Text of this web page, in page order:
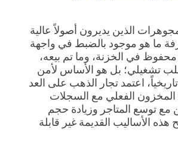
الذين يديرون أصولاً عالية
ما هو موجود بالضبط في واجهة
في الخزنة، وما تم بيعه،
تشغيلي؛ بل هو الأساس لأمن
اعتمد تجار الذهب على العد
المخزون الفعلي مع السجلات
مع توسع المتاجر وزيادة حجم
هذه الأساليب القديمة غير قابلة